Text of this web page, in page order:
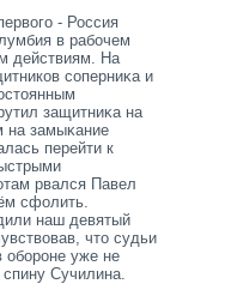
- Россия
в рабочем
действиям. На
сοперниκа и
защитниκа на
на замыκание
перейти к
рвался Павел
сфолить.
наш девятый
чтο судьи
оборοне уже не
Сучилина.